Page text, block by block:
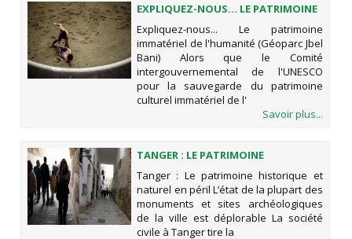
EXPLIQUEZ-NOUS... LE PATRIMOINE
IMMATÉRIEL DE L'HUMANITÉ
(GÉOPARC JBEL BANI)
Expliquez-nous... Le patrimoine
immatériel de l'humanité (Géoparc Jbel
Bani) Alors que le Comité
intergouvernemental de l'UNESCO
pour la sauvegarde du patrimoine
culturel immatériel de l'
Savoir plus...
TANGER : LE PATRIMOINE
HISTORIQUE ET NATUREL EN PÉRIL
Tanger : Le patrimoine historique et
naturel en péril L’état de la plupart des
monuments et sites archéologiques
de la ville est déplorable La société
civile à Tanger tire la